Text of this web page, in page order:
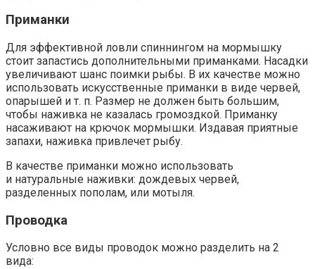
Приманки
Для эффективной ловли спиннингом на мормышку
стоит запастись дополнительными приманками. Насадки
увеличивают шанс поимки рыбы. В их качестве можно
использовать искусственные приманки в виде червей,
опарышей и т. п. Размер не должен быть большим,
чтобы наживка не казалась громоздкой. Приманку
насаживают на крючок мормышки. Издавая приятные
запахи, наживка привлечет рыбу.
В качестве приманки можно использовать
и натуральные наживки: дождевых червей,
разделенных пополам, или мотыля.
Проводка
Условно все виды проводок можно разделить на 2
вида: